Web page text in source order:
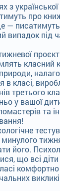
з
про
—
випадок під
класний
в класі,
третього
у вашої
та
минулого
його.
що всі